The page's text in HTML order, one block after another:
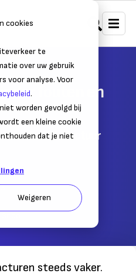
cookies
te
over uw gebruik
voor analyse. Voor
.
worden gevolgd bij
een kleine cookie
dat je niet
Weigeren
fouten en
over de UBL-factuur
steeds vaker.